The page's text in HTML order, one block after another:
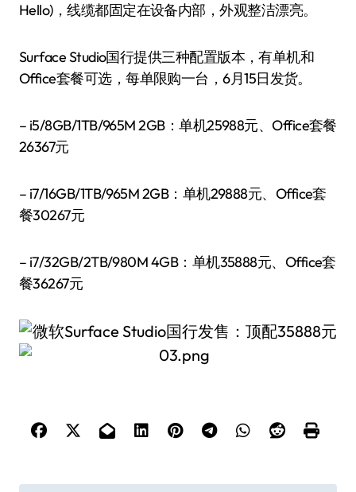
Hello)，线缆都固定在设备内部，外观整洁漂亮。
Surface Studio国行提供三种配置版本，有单机和
Office套餐可选，每单限购一台，6月15日发货。
– i5/8GB/1TB/965M 2GB：单机25988元、Office套餐
26367元
– i7/16GB/1TB/965M 2GB：单机29888元、Office套
餐30267元
– i7/32GB/2TB/980M 4GB：单机35888元、Office套
餐36267元